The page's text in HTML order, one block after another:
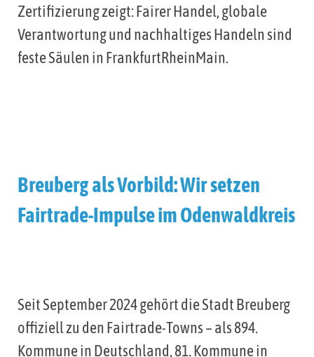
Zertifizierung zeigt: Fairer Handel, globale
Verantwortung und nachhaltiges Handeln sind
feste Säulen in FrankfurtRheinMain.
Breuberg als Vorbild: Wir setzen
Fairtrade-Impulse im Odenwaldkreis
Seit September 2024 gehört die Stadt Breuberg
offiziell zu den Fairtrade-Towns – als 894.
Kommune in Deutschland, 81. Kommune in